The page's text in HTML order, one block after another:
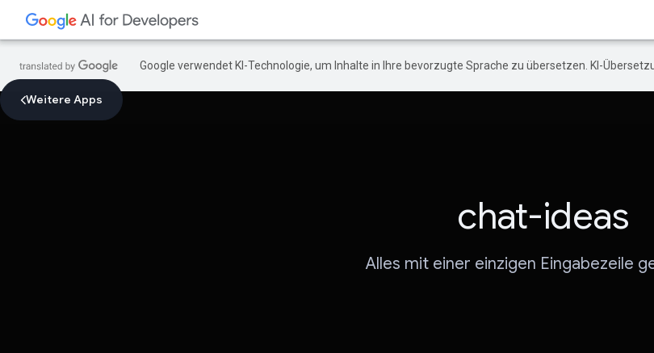
Google verwendet KI-Technologie, um Inhalte in Ihre bevorzugte Sprache zu übersetzen. KI-
Weitere Apps
chat-ideas
Alles mit einer einzigen Eingabezeile